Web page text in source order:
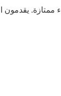
يقدمون